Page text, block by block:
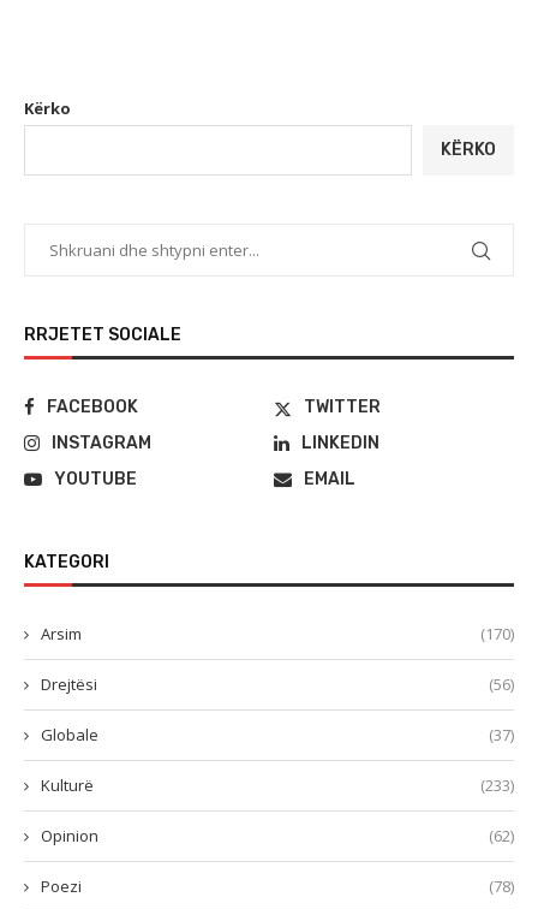
Kërko
KËRKO
RRJETET SOCIALE
FACEBOOK
TWITTER
INSTAGRAM
LINKEDIN
YOUTUBE
EMAIL
KATEGORI
Arsim (170)
Drejtësi (56)
Globale (37)
Kulturë (233)
Opinion (62)
Poezi (78)